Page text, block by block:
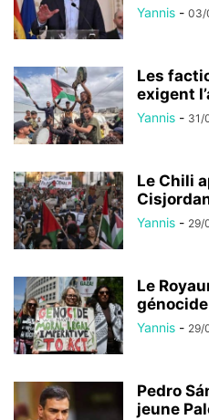
Yannis - 03/
Les
exigent
Yannis - 31/
Le Chili
Yannis - 29/
Le
génocide
Yannis - 29/
Pedro
jeune